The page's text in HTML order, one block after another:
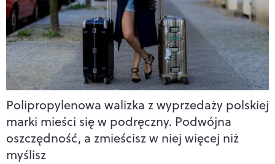
Polipropylenowa walizka z wyprzedaży polskiej
marki mieści się w podręczny. Podwójna
oszczędność, a zmieścisz w niej więcej niż
myślisz